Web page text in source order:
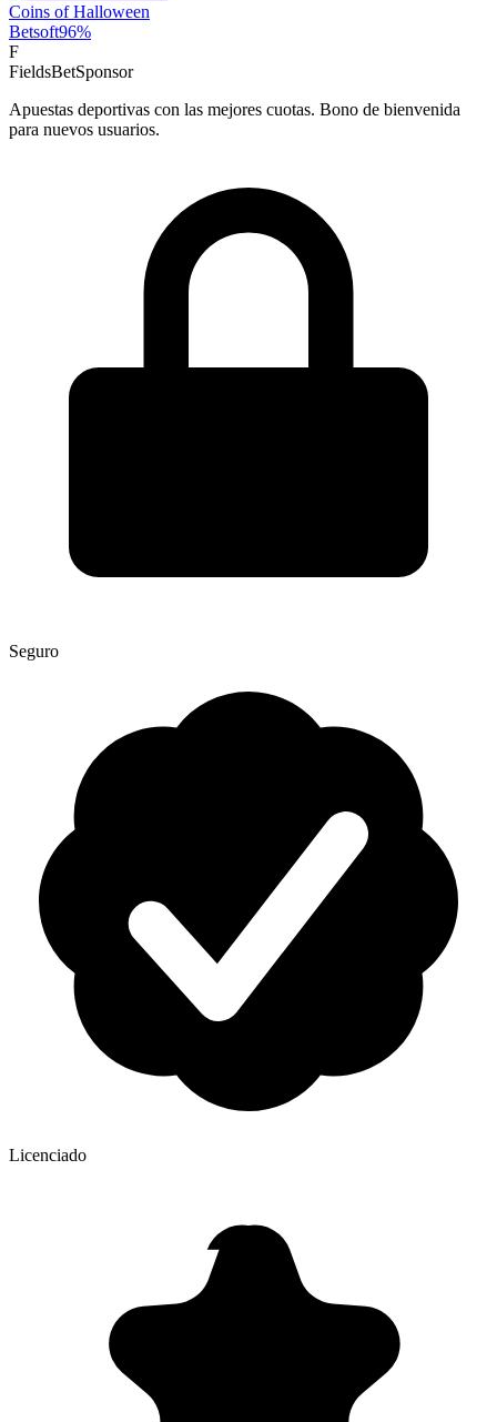
Coins of Halloween
Betsoft96%
F
FieldsBetSponsor
Apuestas deportivas con las mejores cuotas. Bono de bienvenida
para nuevos usuarios.
Seguro
Licenciado